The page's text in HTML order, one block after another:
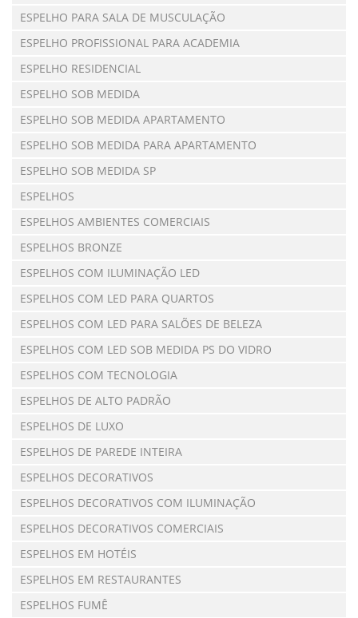
ESPELHO PARA SALA DE MUSCULAÇÃO
ESPELHO PROFISSIONAL PARA ACADEMIA
ESPELHO RESIDENCIAL
ESPELHO SOB MEDIDA
ESPELHO SOB MEDIDA APARTAMENTO
ESPELHO SOB MEDIDA PARA APARTAMENTO
ESPELHO SOB MEDIDA SP
ESPELHOS
ESPELHOS AMBIENTES COMERCIAIS
ESPELHOS BRONZE
ESPELHOS COM ILUMINAÇÃO LED
ESPELHOS COM LED PARA QUARTOS
ESPELHOS COM LED PARA SALÕES DE BELEZA
ESPELHOS COM LED SOB MEDIDA PS DO VIDRO
ESPELHOS COM TECNOLOGIA
ESPELHOS DE ALTO PADRÃO
ESPELHOS DE LUXO
ESPELHOS DE PAREDE INTEIRA
ESPELHOS DECORATIVOS
ESPELHOS DECORATIVOS COM ILUMINAÇÃO
ESPELHOS DECORATIVOS COMERCIAIS
ESPELHOS EM HOTÉIS
ESPELHOS EM RESTAURANTES
ESPELHOS FUMÊ